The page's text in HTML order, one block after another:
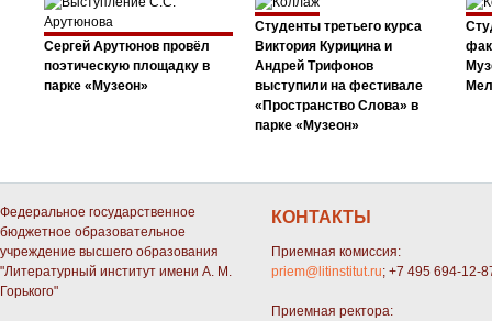
Сергей Арутюнов провёл
поэтическую площадку в
парке «Музеон»
Студенты третьего курса
Виктория Курицина и
Андрей Трифонов
выступили на фестивале
«Пространство Слова» в
парке «Музеон»
Федеральное государственное
бюджетное образовательное
учреждение высшего образования
"Литературный институт имени А. М.
Горького"
КОНТАКТЫ
Приемная комиссия:
priem@litinstitut.ru; +7 495 694-12-
Приемная ректора: